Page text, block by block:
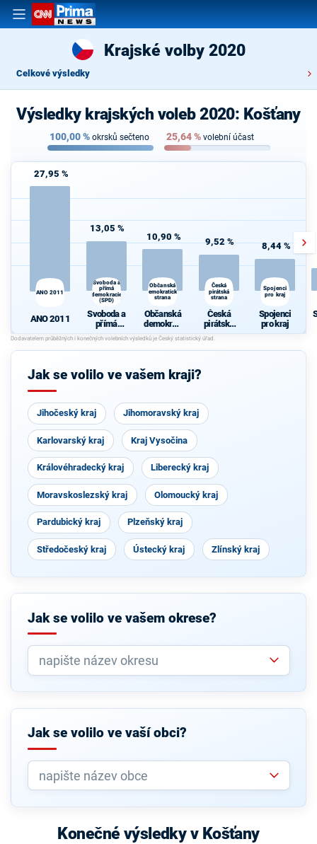
Krajské volby 2020
Celkové výsledky
Výsledky krajských voleb 2020: Košťany
100,00% okrsků sečteno 25,64% volební účast
27,95 %
ANO 2011
ANO 2011
13,05 %
Svoboda a
přímá
demokracie
(SPD)
Svoboda a
přímá
demokraci
e (SPD)
10,90 %
Občanská
demokratická
strana
Občanská
demokrati
cká strana
9,52 %
Česká
pirátská
strana
Česká
pirátská
strana
8,44 %
Spojenci
pro kraj
Spojenci
pro kraj
Jak se volilo ve vašem kraji?
Jihočeský kraj Jihomoravský kraj
Karlovarský kraj Kraj Vysočina
Královéhradecký kraj Liberecký kraj
Moravskoslezský kraj Olomoucký kraj
Pardubický kraj Plzeňský kraj
Středočeský kraj Ústecký kraj Zlínský kraj
Jak se volilo ve vašem okrese?
Jak se volilo ve vaší obci?
Konečné výsledky v Košťany